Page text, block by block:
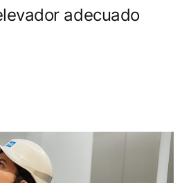
adecuado